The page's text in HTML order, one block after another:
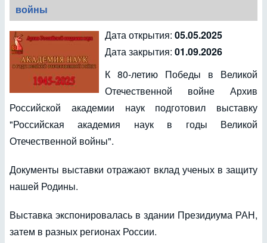
войны
Дата открытия: 05.05.2025
Дата закрытия: 01.09.2026
К 80-летию Победы в Великой
Отечественной войне Архив
Российской академии наук подготовил выставку
"Российская академия наук в годы Великой
Отечественной войны".
Документы выставки отражают вклад ученых в защиту
нашей Родины.
Выставка экспонировалась в здании Президиума РАН,
затем в разных регионах России.